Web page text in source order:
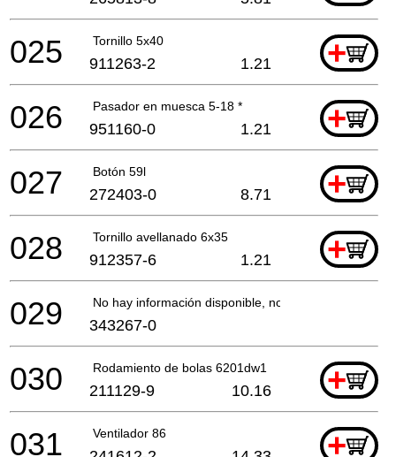
Tornillo 5x40 +
025 911263-2 1.21
Pasador en muesca 5-18 * +
026 951160-0 1.21
Botón 59l +
027 272403-0 8.71
Tornillo avellanado 6x35 +
028 912357-6 1.21
No hay información disponible, no se puede pedir
029 343267-0
Rodamiento de bolas 6201dw1 +
030 211129-9 10.16
Ventilador 86 +
031